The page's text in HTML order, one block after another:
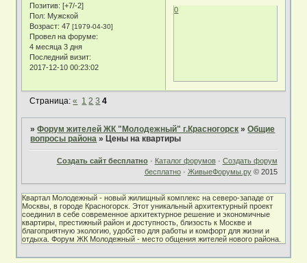
Позитив: [+7/-2]
Пол: Мужской
Возраст: 47[1979-04-30]
Провел на форуме:
4 месяца 3 дня
Последний визит:
2017-12-10 00:23:02
0
Страница:« 1 2 3 4
»Форум жителей ЖК "Молодежный" г.Красногорск »Общие
вопросы района » Цены на квартиры
Создать сайт бесплатно· Каталог форумов· Создать форум
бесплатно· ЖивыеФорумы.ру© 2015
Квартал Молодежный - новый жилищный комплекс на северо-западе от
Москвы, в городе Красногорск. Этот уникальный архитектурный проект
соединил в себе современное архитектурное решение и экономичные
квартиры, престижный район и доступность, близость к Москве и
благоприятную экологию, удобство для работы и комфорт для жизни и
отдыха. Форум ЖК Молодежный - место общения жителей нового района.